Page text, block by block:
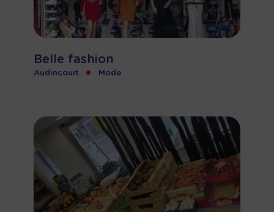
Belle fashion
Audincourt • Mode